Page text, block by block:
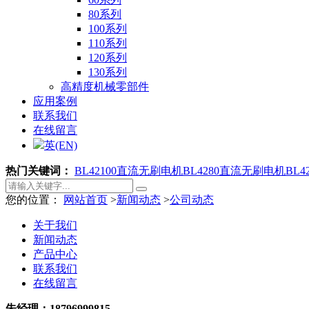
80系列
100系列
110系列
120系列
130系列
高精度机械零部件
应用案例
联系我们
在线留言
英(EN)
热门关键词： BL42100直流无刷电机BL4280直流无刷电机
您的位置： 网站首页 >新闻动态 >公司动态
关于我们
新闻动态
产品中心
联系我们
在线留言